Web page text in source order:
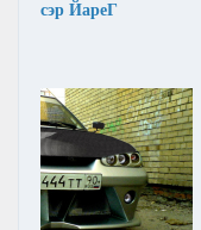
сэр ЙареГ